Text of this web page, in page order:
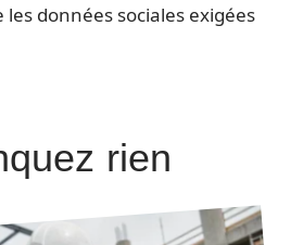
données sociales exigées
rien